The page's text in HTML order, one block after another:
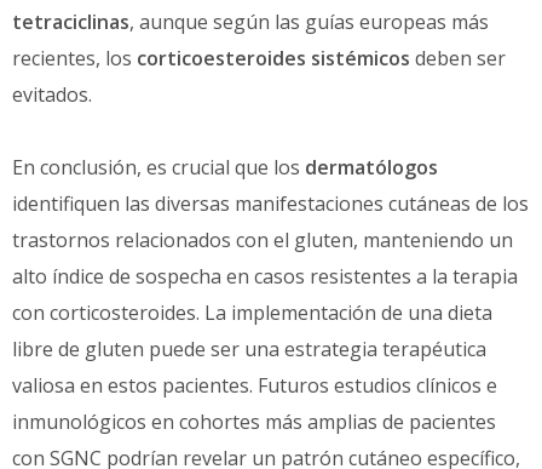
tetraciclinas, aunque según las guías europeas más
recientes, los corticoesteroides sistémicos deben ser
evitados.
En conclusión, es crucial que los dermatólogos
identifiquen las diversas manifestaciones cutáneas de los
trastornos relacionados con el gluten, manteniendo un
alto índice de sospecha en casos resistentes a la terapia
con corticosteroides. La implementación de una dieta
libre de gluten puede ser una estrategia terapéutica
valiosa en estos pacientes. Futuros estudios clínicos e
inmunológicos en cohortes más amplias de pacientes
con SGNC podrían revelar un patrón cutáneo específico,